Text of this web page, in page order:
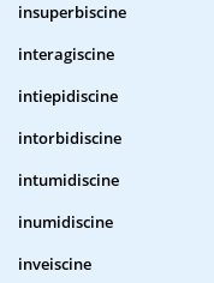
insuperbiscine
interagiscine
intiepidiscine
intorbidiscine
intumidiscine
inumidiscine
inveiscine